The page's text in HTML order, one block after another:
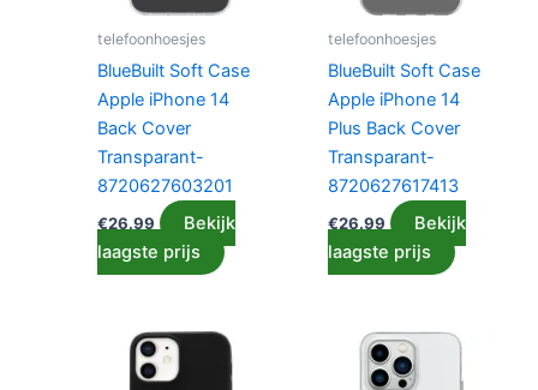
telefoonhoesjes
BlueBuilt Soft Case
Apple iPhone 14
Back Cover
Transparant-
8720627603201
€26.99
Bekijk
laagste prijs
telefoonhoesjes
BlueBuilt Soft Case
Apple iPhone 14
Plus Back Cover
Transparant-
8720627617413
€26.99
Bekijk
laagste prijs